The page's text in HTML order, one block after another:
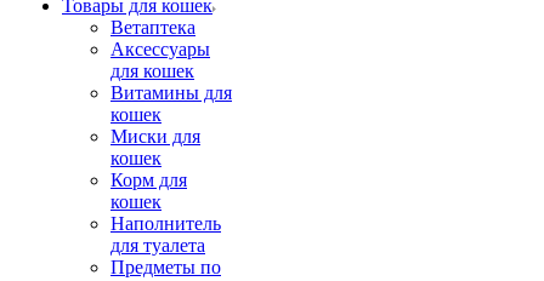
Товары для кошек
Ветаптека
Аксессуары
для кошек
Витамины для
кошек
Миски для
кошек
Корм для
кошек
Наполнитель
для туалета
Предметы по